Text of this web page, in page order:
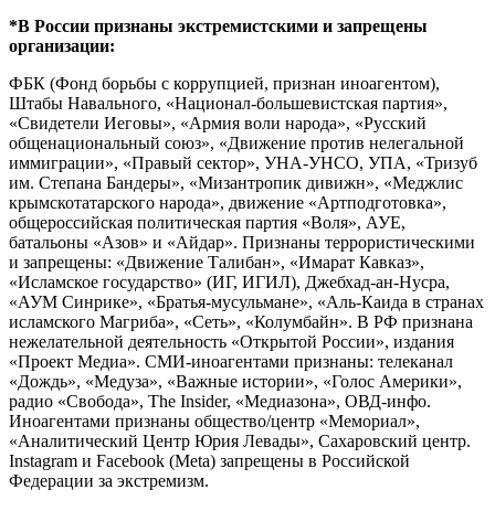
*В России признаны экстремистскими и запрещены
организации:
ФБК (Фонд борьбы с коррупцией, признан иноагентом),
Штабы Навального, «Национал-большевистская партия»,
«Свидетели Иеговы», «Армия воли народа», «Русский
общенациональный союз», «Движение против нелегальной
иммиграции», «Правый сектор», УНА-УНСО, УПА, «Тризуб
им. Степана Бандеры», «Мизантропик дивижн», «Меджлис
крымскотатарского народа», движение «Артподготовка»,
общероссийская политическая партия «Воля», АУЕ,
батальоны «Азов» и «Айдар». Признаны террористическими
и запрещены: «Движение Талибан», «Имарат Кавказ»,
«Исламское государство» (ИГ, ИГИЛ), Джебхад-ан-Нусра,
«АУМ Синрике», «Братья-мусульмане», «Аль-Каида в странах
исламского Магриба», «Сеть», «Колумбайн». В РФ признана
нежелательной деятельность «Открытой России», издания
«Проект Медиа». СМИ-иноагентами признаны: телеканал
«Дождь», «Медуза», «Важные истории», «Голос Америки»,
радио «Свобода», The Insider, «Медиазона», ОВД-инфо.
Иноагентами признаны общество/центр «Мемориал»,
«Аналитический Центр Юрия Левады», Сахаровский центр.
Instagram и Facebook (Metа) запрещены в Российской
Федерации за экстремизм.